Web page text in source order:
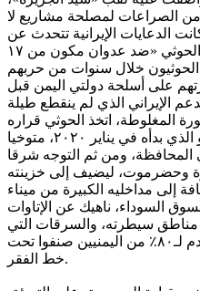
من الصراعات لمصلحة مشاريع لا
الدعايات الإيرانية تتحدث عن
القوة الإلهية التي تتدخل لمساعدة الحوثي «ضد عدوان مكون من ١٧
الحوثيون خلال سنوات من حربهم
على أسلحة دولتي اليمن قبل
الإيراني الذي لم ينقطع طيلة
المغلوطة، اتخذ الحوثي قراره
بغزو محافظة مأرب، وهو الغزو الذي بدأه في يناير ٢٠٢٠، متوخيا
المحافظة، ومن ثم التوجه شرقا
وحضرموت، ليضيف إلى خزينته
إلى مداخليه الكبيرة من ميناء
السوداء، ناهيك عن الإتاوات
مناطق سيطرته، والسرقات التي
يأخذها من أموال المانحين التي تقدم لـ٨٠٪ من اليمنيين صنفوا تحت
خط الفقر.